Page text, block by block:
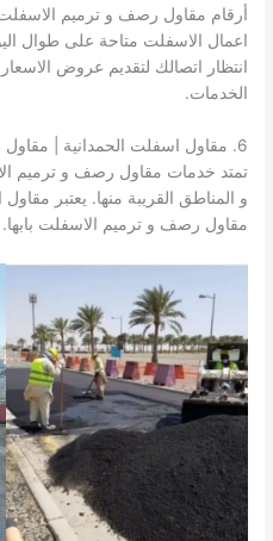
أرقام مقاول رصف و ترميم الاسفلت
اعمال الاسفلت متاحة على طوال
انتظار اتصالك لتقديم عروض
الخدمات.
6. مقاول اسفلت الحمدانية | مقاول صيانة الاسفلت بابها
تمتد خدمات مقاول رصف و ترميم
و المناطق القريبة منها. يعتبر
مقاول رصف و ترميم الاسفلت بابها.